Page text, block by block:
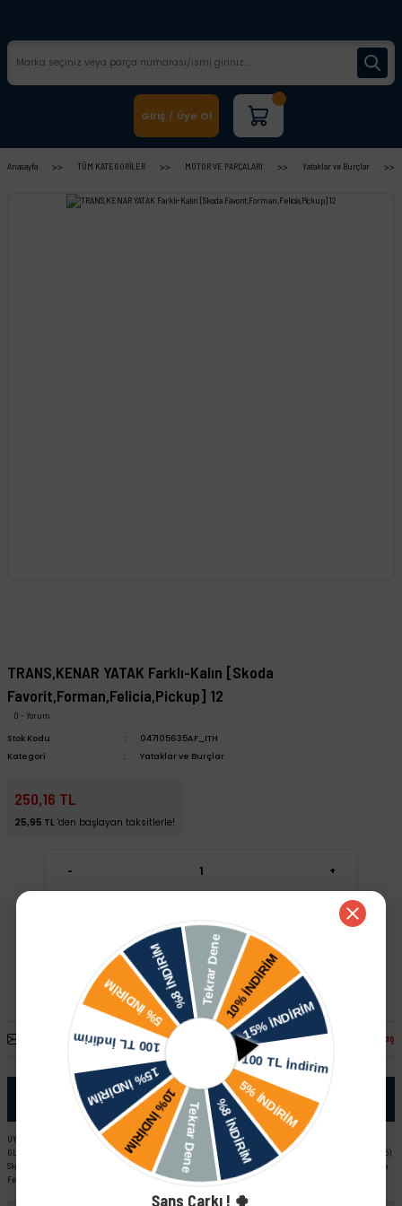
Giriş / Üye Ol
Anasayfa TÜM KATEGORİLER MOTOR VE PARÇALARI Yataklar ve Burçlar
TRANS,KENAR YATAK Farklı-Kalın [Skoda
Favorit,Forman,Felicia,Pickup] 12
0 - Yorum
Stok Kodu
047105635AF_ITH
Kategori
Yataklar ve Burçlar
250,16 TL
25,95 TL 'den başlayan taksitlerle!
- +
Arkadaşına Öner Fiyatı Düşünce Haber Ver Paylaş
UYUMLU ARAÇ VE MOTOR TIPLERI: Skoda Felicia 1.3 MPI Skoda Favorit Pick-Up L EM (92-93) Skoda Felicia LX -
GLX (98-01) YeniYüz Skoda Favorit Pick-Up LX YM (93-95) Skoda Favorit L EM (89-92) Skoda Forman LX YM (93-95)
Skoda Forman L EM (89-92) Skoda Felicia Combi Skoda Felicia LX - GLX (95-97) Skoda Favorit LX YM (93-95) Skoda
Felicia Pick-Up
Şans Çarkı ! 🍀